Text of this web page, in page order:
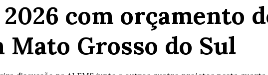
com orçamento
Mato Grosso do Sul